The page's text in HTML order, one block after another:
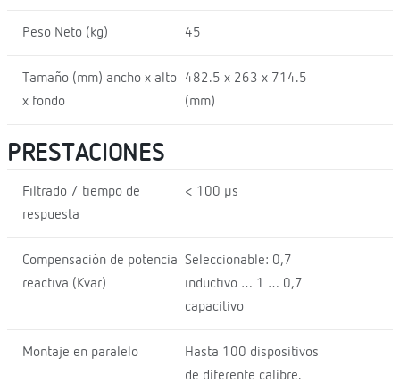
Peso Neto (kg) 45
Tamaño (mm) ancho x alto
x fondo
482.5 x 263 x 714.5
(mm)
PRESTACIONES
Filtrado / tiempo de
respuesta
< 100 µs
Compensación de potencia
reactiva (Kvar)
Seleccionable: 0,7
inductivo … 1 … 0,7
capacitivo
Montaje en paralelo
Hasta 100 dispositivos
de diferente calibre.